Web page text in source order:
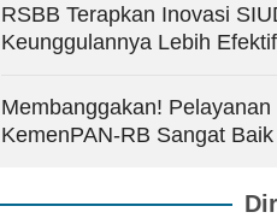
RSBB Terapkan Inovasi
Keunggulannya Lebih
Membanggakan!
KemenPAN-RB Sangat Baik